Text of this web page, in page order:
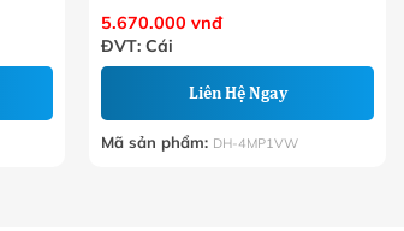
5.670.000 vnđ
ĐVT: Cái
Liên Hệ Ngay
Mã sản phẩm: DH-4MP1VW